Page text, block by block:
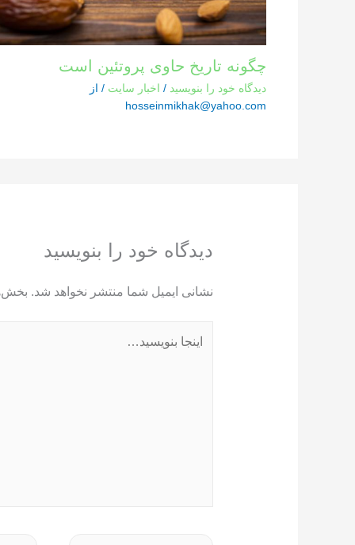
چگونه تاریخ حاوی پروتئین است
دیدگاه‌ خود را بنویسید / اخبار سایت / از
hosseinmikhak@yahoo.com
دیدگاه‌ خود را بنویسید
نشانی ایمیل شما منتشر نخواهد شد.
بنویسید…